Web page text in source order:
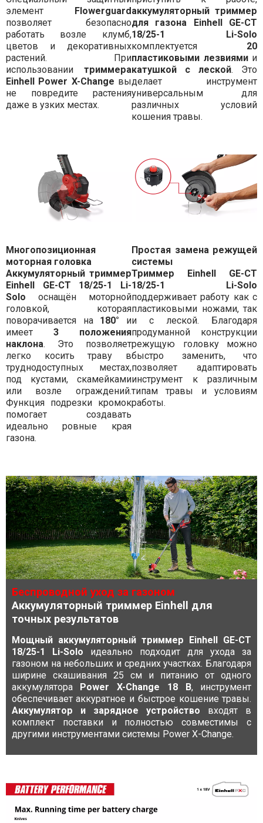
элемент Flowerguard
позволяет безопасно
работать возле клумб,
цветов и декоративных
растений. При
использовании триммера
Einhell Power X-Change вы
не повредите растения
даже в узких местах.
аккумуляторный триммер
для газона Einhell GE-CT
18/25-1 Li-Solo
комплектуется 20
пластиковыми лезвиямии
катушкой с леской. Это
делает инструмент
универсальным для
различных условий
кошения травы.
Многопозиционная
моторная головка
Аккумуляторный триммер
Einhell GE-CT 18/25-1 Li-
Solo оснащён моторной
головкой, которая
поворачивается на 180° и
имеет 3 положения
наклона. Это позволяет
легко косить траву в
труднодоступных местах,
под кустами, скамейками
или возле ограждений.
Функция подрезки кромок
помогает создавать
идеально ровные края
газона.
Простая замена режущей
системы
Триммер Einhell GE-CT
18/25-1 Li-Solo
поддерживает работу как с
пластиковыми ножами, так
и с леской. Благодаря
продуманной конструкции
режущую головку можно
быстро заменить, что
позволяет адаптировать
инструмент к различным
типам травы и условиям
работы.
Беспроводной уход за газоном
Аккумуляторный триммер Einhell для
точных результатов
Мощный аккумуляторный триммер Einhell GE-CT
18/25-1 Li-Solo идеально подходит для ухода за
газоном на небольших и средних участках. Благодаря
ширине скашивания 25 см и питанию от одного
аккумулятора Power X-Change 18 В, инструмент
обеспечивает аккуратное и быстрое кошение травы.
Аккумулятор и зарядное устройство входят в
комплект поставки и полностью совместимы с
другими инструментами системы Power X-Change.